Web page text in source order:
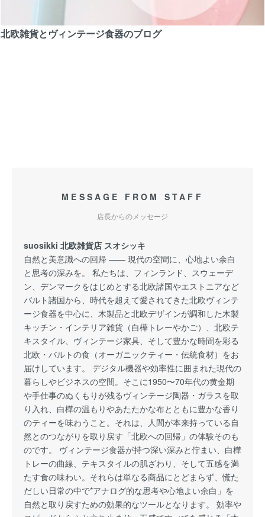
北欧雑貨とヴィンテージ食器のブログ
MESSAGE FROM STAFF
店長からのメッセージ
suosikki 北欧雑貨店 スオシッキ
自然と美意識への回帰 —— 現代の空間に、心地よい余白
と思考の深みを。 私たちは、フィンランド、スウェーデ
ン、デンマークをはじめとする北欧諸国やエストニアなど
バルト諸国から、時代を超えて愛されてきた北欧ヴィンテ
ージ食器を中心に、木製品と北欧デザインが調和した木製
キッチン・インテリア雑貨（白樺トレーやかご）、北欧テ
キスタイル、ヴィンテージ家具、そして豊かな時間を彩る
北欧・バルトの食（オーガニックティー・伝統食材）をお
届けしています。 デジタル機器や効率性に囲まれた現代の
暮らしやビジネスの空間。そこに1950〜70年代の黄金期
や手仕事のぬくもりが残るヴィンテージ陶器・ガラスを取
り入れ、白樺の温もりやあたたかな布とともに豊かな香り
のティーを味わうこと。それは、人間が本来持っている自
然とのつながりを取り戻す「北欧への回帰」の体験そのも
のです。 ヴィンテージ食器が持つ深い深みと佇まい、白樺
トレーの曲線、テキスタイルの肌ざわり、そして五感を満
たす食の味わい。それらは単なる商品にとどまらず、慌た
だしい日常の中で*アナログ的な思考や心地よい余白」を
自然と取り戻すための効果的なツールとなります。 効率や